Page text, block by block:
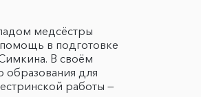
медсёстры
в подготовке
В своём
образования для
работы —